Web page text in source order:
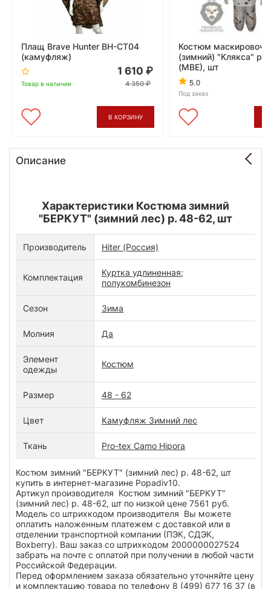
Плащ Brave Hunter BH-CT04
(камуфляж)
Товар в наличии
1 610
4 350
В КОРЗИНУ
Костюм
(зимний) "Клякса" р-
(МВЕ), шт
5.0
Под заказ
Описание
Характеристики Костюма зимний
"БЕРКУТ" (зимний лес) р. 48-62, шт
Производитель Hiter (Россия)
Комплектация
Куртка удлиненная;
полукомбинезон
Сезон Зима
Молния Да
Элемент
одежды
Костюм
Размер 48 - 62
Цвет Камуфляж Зимний лес
Ткань Pro-tex Camo Hipora
Костюм зимний "БЕРКУТ" (зимний лес) р. 48-62, шт
купить в интернет-магазине Popadiv10.
Артикул производителя Костюм зимний "БЕРКУТ"
(зимний лес) р. 48-62, шт по низкой цене 7561 руб.
Модель со штрихкодом производителя Вы можете
оплатить наложенным платежем с доставкой или в
отделении транспортной компании (ПЭК, СДЭК,
Boxberry). Ваш заказ со штрихкодом 2000000027524
забрать на почте с оплатой при получении в любой части
Российской Федерации.
Перед оформлением заказа обязательно уточняйте цену
и комплектацию товара по телефону 8 (499) 677 16 37 (в